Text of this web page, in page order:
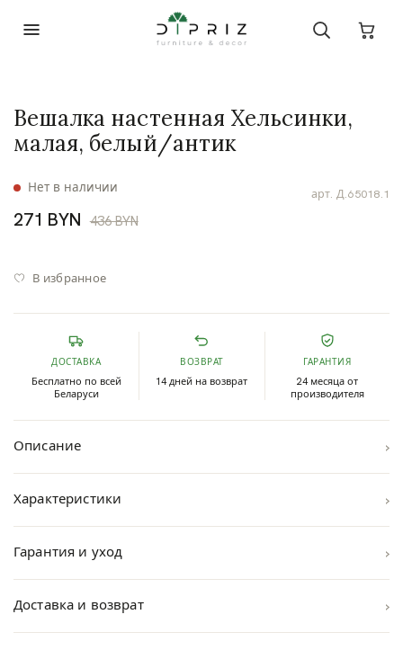
арт. Д.65018.1
Нет в наличии
Вешалка настенная Хельсинки,
малая, белый/антик
271 BYN 436 BYN
В избранное
ДОСТАВКА
Бесплатно по всей
Беларуси
ВОЗВРАТ
14 дней на возврат
ГАРАНТИЯ
24 месяца от
производителя
Описание ›
Характеристики ›
Гарантия и уход ›
Доставка и возврат ›